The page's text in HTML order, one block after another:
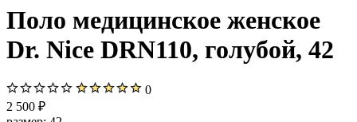
Поло медицинское женское
Dr. Nice DRN110, голубой, 42
0
2 500 ₽